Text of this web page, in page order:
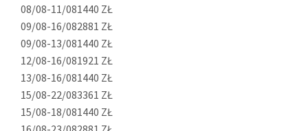
08/08-11/081440 ZŁ
09/08-16/082881 ZŁ
09/08-13/081440 ZŁ
12/08-16/081921 ZŁ
13/08-16/081440 ZŁ
15/08-22/083361 ZŁ
15/08-18/081440 ZŁ